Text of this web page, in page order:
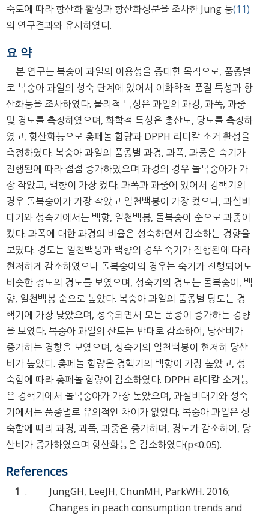
숙도에 따라 항산화 활성과 항산화성분을 조사한 Jung 등(11)
의 연구결과와 유사하였다.
요 약
본 연구는 복숭아 과일의 이용성을 증대할 목적으로, 품종별
로 복숭아 과일의 성숙 단계에 있어서 이화학적 품질 특성과 항
산화능을 조사하였다. 물리적 특성은 과일의 과경, 과폭, 과중
및 경도를 측정하였으며, 화학적 특성은 총산도, 당도를 측정하
였고, 항산화능으로 총페놀 함량과 DPPH 라디칼 소거 활성을
측정하였다. 복숭아 과일의 품종별 과경, 과폭, 과중은 숙기가
진행됨에 따라 점점 증가하였으며 과경의 경우 돌복숭아가 가
장 작았고, 백향이 가장 컸다. 과폭과 과중에 있어서 경핵기의
경우 돌복숭아가 가장 작았고 일천백봉이 가장 컸으나, 과실비
대기와 성숙기에서는 백향, 일천백봉, 돌복숭아 순으로 과중이
컸다. 과폭에 대한 과경의 비율은 성숙하면서 감소하는 경향을
보였다. 경도는 일천백봉과 백향의 경우 숙기가 진행됨에 따라
현저하게 감소하였으나 돌복숭아의 경우는 숙기가 진행되어도
비슷한 정도의 경도를 보였으며, 성숙기의 경도는 돌복숭아, 백
향, 일천백봉 순으로 높았다. 복숭아 과일의 품종별 당도는 경
핵기에 가장 낮았으며, 성숙되면서 모든 품종이 증가하는 경향
을 보였다. 복숭아 과일의 산도는 반대로 감소하여, 당산비가
증가하는 경향을 보였으며, 성숙기의 일천백봉이 현저히 당산
비가 높았다. 총페놀 함량은 경핵기의 백향이 가장 높았고, 성
숙함에 따라 총페놀 함량이 감소하였다. DPPH 라디칼 소거능
은 경핵기에서 돌복숭아가 가장 높았으며, 과실비대기와 성숙
기에서는 품종별로 유의적인 차이가 없었다. 복숭아 과일은 성
숙함에 따라 과경, 과폭, 과중은 증가하며, 경도가 감소하여, 당
산비가 증가하였으며 항산화능은 감소하였다(p<0.05).
References
1 .
JungGH, LeeJH, ChunMH, ParkWH. 2016;
Changes in peach consumption trends and